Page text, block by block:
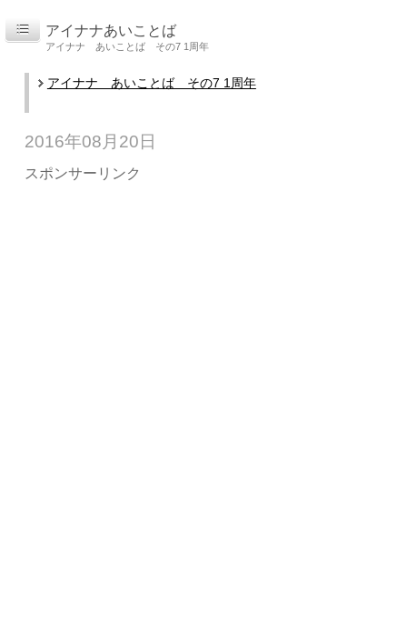
アイナナあいことば
アイナナ あいことば その7 1周年
アイナナ あいことば その7 1周年
2016年08月20日
スポンサーリンク